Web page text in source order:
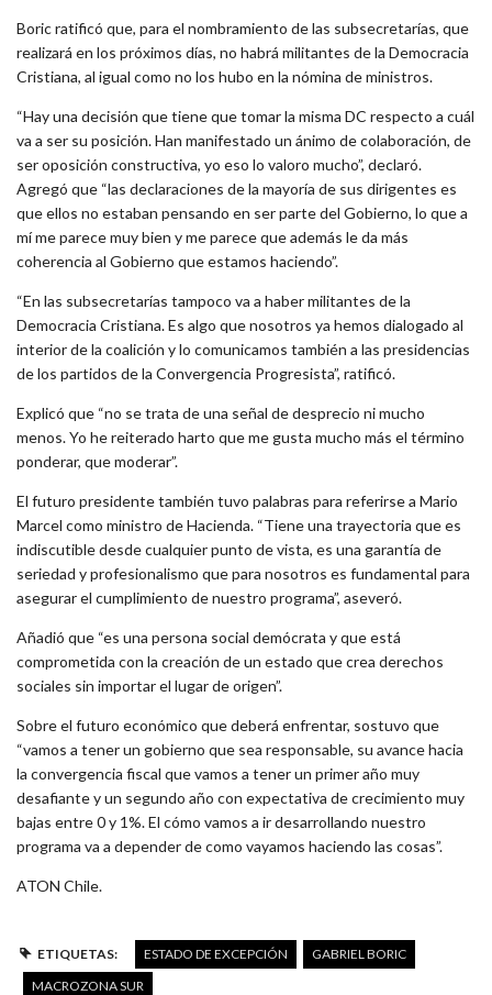
Boric ratificó que, para el nombramiento de las subsecretarías, que
realizará en los próximos días, no habrá militantes de la Democracia
Cristiana, al igual como no los hubo en la nómina de ministros.
“Hay una decisión que tiene que tomar la misma DC respecto a cuál
va a ser su posición. Han manifestado un ánimo de colaboración, de
ser oposición constructiva, yo eso lo valoro mucho”, declaró.
Agregó que “las declaraciones de la mayoría de sus dirigentes es
que ellos no estaban pensando en ser parte del Gobierno, lo que a
mí me parece muy bien y me parece que además le da más
coherencia al Gobierno que estamos haciendo”.
“En las subsecretarías tampoco va a haber militantes de la
Democracia Cristiana. Es algo que nosotros ya hemos dialogado al
interior de la coalición y lo comunicamos también a las presidencias
de los partidos de la Convergencia Progresista”, ratificó.
Explicó que “no se trata de una señal de desprecio ni mucho
menos. Yo he reiterado harto que me gusta mucho más el término
ponderar, que moderar”.
El futuro presidente también tuvo palabras para referirse a Mario
Marcel como ministro de Hacienda. “Tiene una trayectoria que es
indiscutible desde cualquier punto de vista, es una garantía de
seriedad y profesionalismo que para nosotros es fundamental para
asegurar el cumplimiento de nuestro programa”, aseveró.
Añadió que “es una persona social demócrata y que está
comprometida con la creación de un estado que crea derechos
sociales sin importar el lugar de origen”.
Sobre el futuro económico que deberá enfrentar, sostuvo que
“vamos a tener un gobierno que sea responsable, su avance hacia
la convergencia fiscal que vamos a tener un primer año muy
desafiante y un segundo año con expectativa de crecimiento muy
bajas entre 0 y 1%. El cómo vamos a ir desarrollando nuestro
programa va a depender de como vayamos haciendo las cosas”.
ATON Chile.
ETIQUETAS: ESTADO DE EXCEPCIÓN
GABRIEL BORIC
MACROZONA SUR